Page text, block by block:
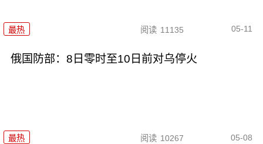
最热 阅读 11135 05-11
俄国防部：8日零时至10日前对乌停火
最热 阅读 10267 05-08